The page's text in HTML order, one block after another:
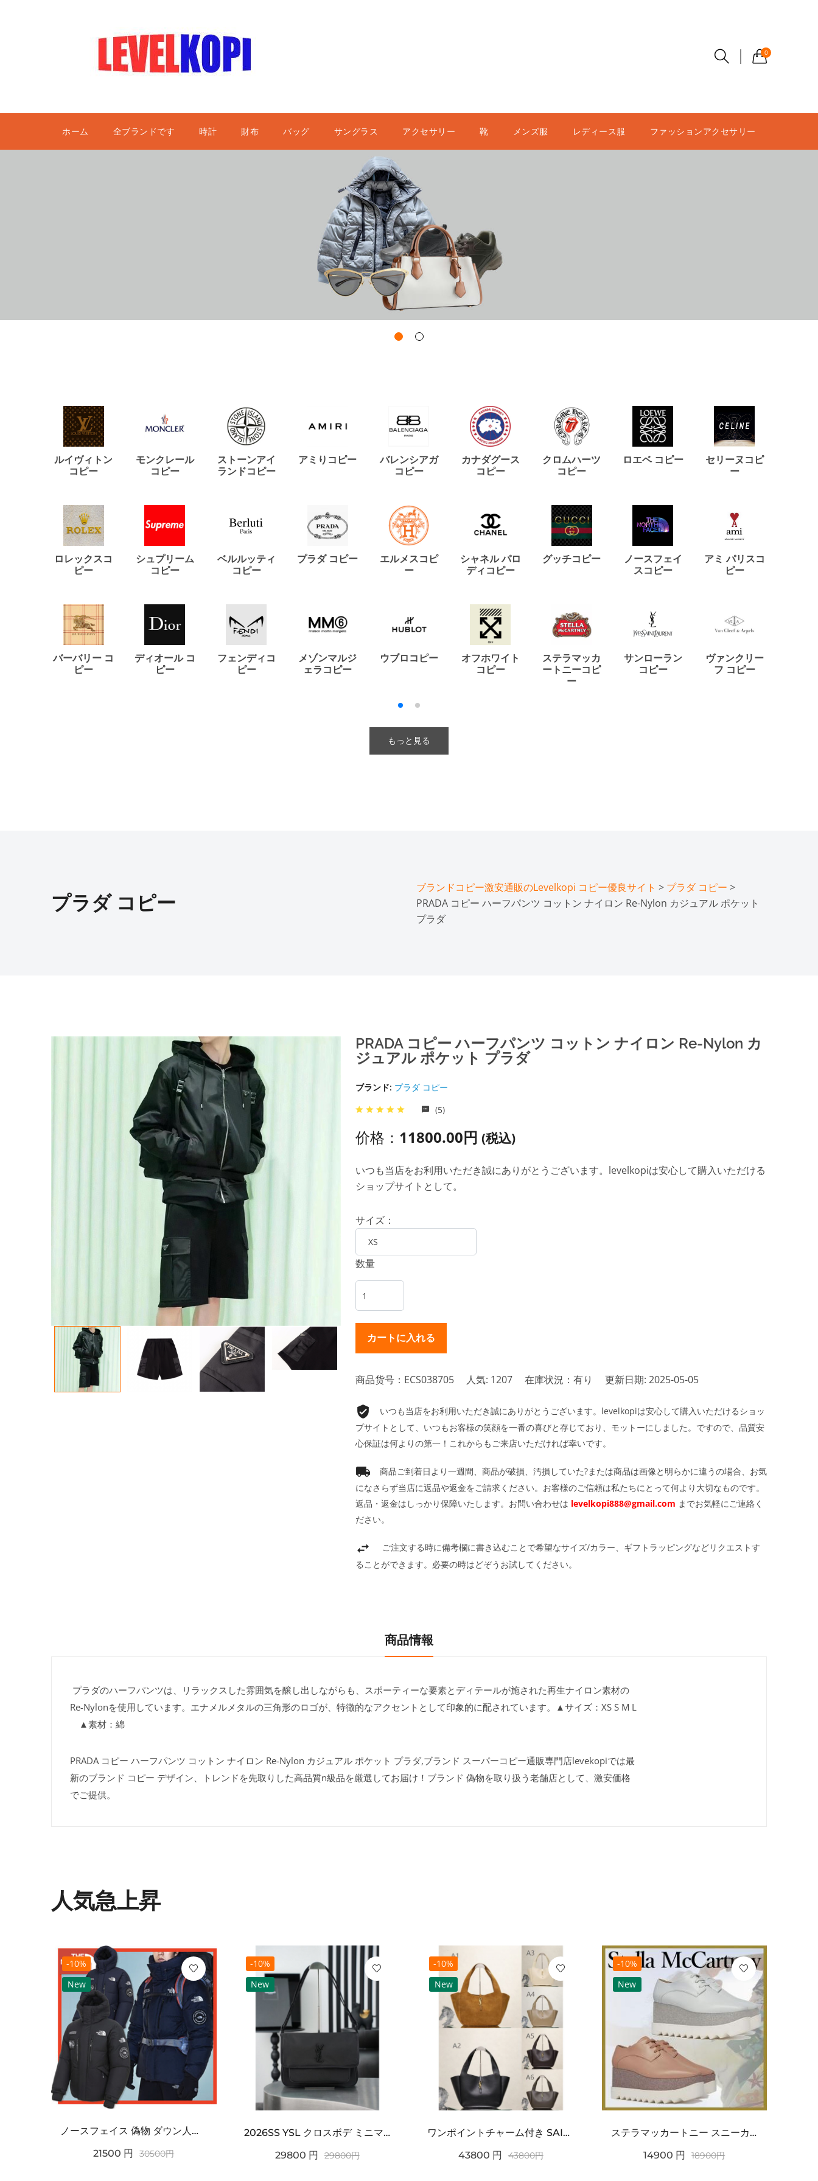
0
ホーム 全ブランドです 時計 財布 バッグ サングラス アクセサリー 靴 メンズ服 レディース服 ファッションアクセサリー
ルイヴィトン
コピー
モンクレール
コピー
ストーンアイ
ランドコピー
アミりコピー
バレンシアガ
コピー
カナダグース
コピー
クロムハーツ
コピー
ロエベ コピー
セリーヌコピ
ー
ロレックスコ
ピー
シュプリーム
コピー
ベルルッティ
コピー
プラダ コピー
エルメスコピ
ー
シャネル パロ
ディコピー
グッチコピー
ノースフェイ
スコピー
アミ パリスコ
ピー
バーバリー コ
ピー
ディオール コ
ピー
フェンディコ
ピー
メゾンマルジ
ェラコピー
ウブロコピー
オフホワイト
コピー
ステラマッカ
ートニーコピ
ー
サンローラン
コピー
ヴァンクリー
フ コピー
もっと見る
プラダ コピー
ブランドコピー激安通販のLevelkopi コピー優良サイト > プラダ コピー >
PRADA コピー ハーフパンツ コットン ナイロン Re-Nylon カジュアル ポケット
プラダ
PRADA コピー ハーフパンツ コットン ナイロン Re-Nylon カ
ジュアル ポケット プラダ
ブランド: プラダ コピー
(5)
价格： 11800.00円 (税込)
いつも当店をお利用いただき誠にありがとうございます。levelkopiは安心して購入いただける
ショップサイトとして。
サイズ：
数量
商品货号：ECS038705 人気: 1207 在庫状況：有り 更新日期: 2025-05-05
いつも当店をお利用いただき誠にありがとうございます。levelkopiは安心して購入いただけるショッ
プサイトとして、いつもお客様の笑顔を一番の喜びと存じており、モットーにしました。ですので、品質安
心保証は何よりの第一！これからもご来店いただければ幸いです。
商品ご到着日より一週間、商品が破損、汚損していた?または商品は画像と明らかに違うの場合、お気
になさらず当店に返品や返金をご請求ください。お客様のご信頼は私たちにとって何より大切なものです。
返品・返金はしっかり保障いたします。お問い合わせは levelkopi888@gmail.com までお気軽にご連絡く
ださい。
ご注文する時に備考欄に書き込むことで希望なサイズ/カラー、ギフトラッピングなどリクエストす
ることができます。必要の時はどぞうお試してください。
商品情報
プラダのハーフパンツは、リラックスした雰囲気を醸し出しながらも、スポーティーな要素とディテールが施された再生ナイロン素材の
Re-Nylonを使用しています。エナメルメタルの三角形のロゴが、特徴的なアクセントとして印象的に配されています。▲サイズ：XS S M L
▲素材：綿
PRADA コピー ハーフパンツ コットン ナイロン Re-Nylon カジュアル ポケット プラダ,ブランド スーパーコピー通販専門店levekopiでは最
新のブランド コピー デザイン、トレンドを先取りした高品質n級品を厳選してお届け！ブランド 偽物を取り扱う老舗店として、激安価格
でご提供。
人気急上昇
-10%
New
ノースフェイス 偽物 ダウン人気【THE NORTH FACE】M'S 7 SUMMIT HIM...
21500 円 30500円
-10%
New
2026SS YSL クロスボデ ミニマルフラップショルダー SAINT LAURENT サンロ...
29800 円 29800円
-10%
New
ワンポイントチャーム付き SAINT LAURENT サンローラン コピー バッグ シンプルラグ...
43800 円 43800円
-10%
New
ステラマッカートニー スニーカー 偽物エリスグリッタープラットフォーム810038KP02717...
14900 円 18900円